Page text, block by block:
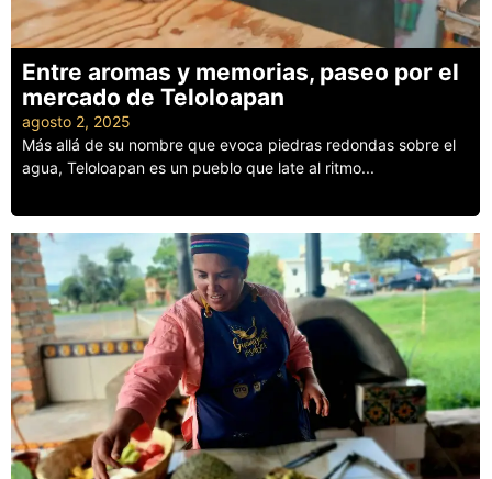
Entre aromas y memorias, paseo por el
mercado de Teloloapan
agosto 2, 2025
Más allá de su nombre que evoca piedras redondas sobre el
agua, Teloloapan es un pueblo que late al ritmo...